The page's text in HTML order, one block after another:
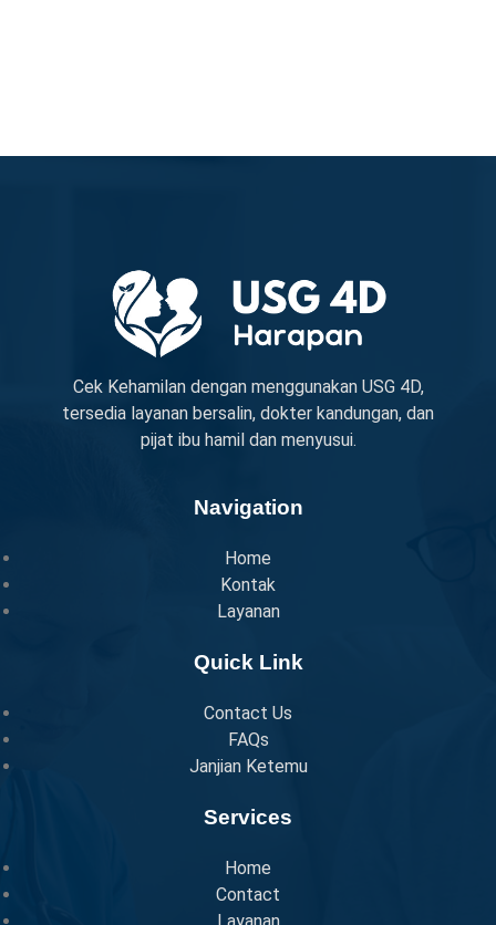
Cek Kehamilan dengan menggunakan USG 4D,
tersedia layanan bersalin, dokter kandungan, dan
pijat ibu hamil dan menyusui.
Navigation
Home
Kontak
Layanan
Quick Link
Contact Us
FAQs
Janjian Ketemu
Services
Home
Contact
Layanan